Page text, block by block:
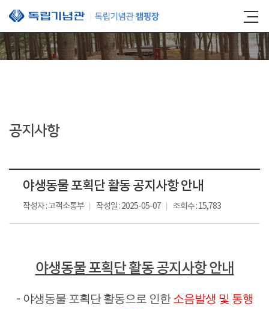
본문 바로가기
공지사항
야생동물 포획단 활동 공지사항 안내
작성자 : 고객소통부 작성일 : 2025-05-07 조회수 : 15,783
야생동물 포획단 활동 공지사항 안내
- 야생동물 포획단 활동으로 인한소음발생 및 통행